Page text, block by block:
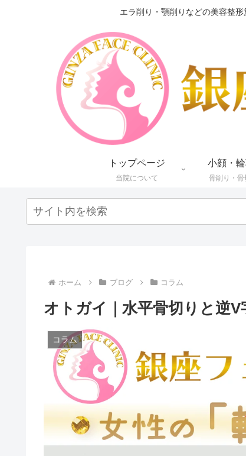
エラ削り・顎削りなどの美容整
トップページ
当院について
小顔・
骨削り・
ホーム ブログ コラム
オトガイ｜水平骨切りと逆
コラム